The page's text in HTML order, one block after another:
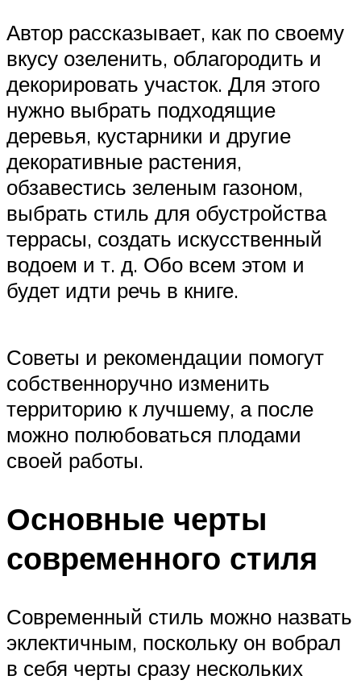
Автор рассказывает, как по своему
вкусу озеленить, облагородить и
декорировать участок. Для этого
нужно выбрать подходящие
деревья, кустарники и другие
декоративные растения,
обзавестись зеленым газоном,
выбрать стиль для обустройства
террасы, создать искусственный
водоем и т. д. Обо всем этом и
будет идти речь в книге.
Советы и рекомендации помогут
собственноручно изменить
территорию к лучшему, а после
можно полюбоваться плодами
своей работы.
Основные черты
современного стиля
Современный стиль можно назвать
эклектичным, поскольку он вобрал
в себя черты сразу нескольких